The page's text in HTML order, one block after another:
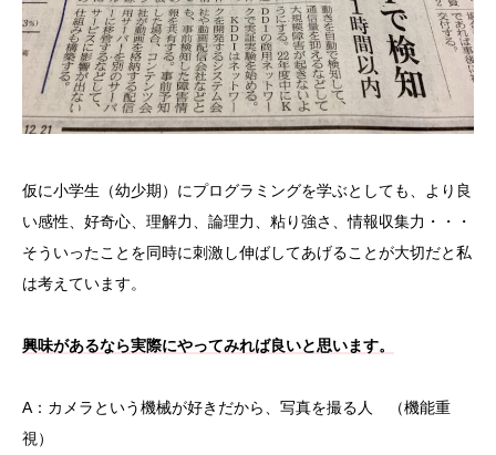
仮に小学生（幼少期）にプログラミングを学ぶとしても、より良
い感性、好奇心、理解力、論理力、粘り強さ、情報収集力・・・
そういったことを同時に刺激し伸ばしてあげることが大切だと私
は考えています。
興味があるなら実際にやってみれば良いと思います。
A：カメラという機械が好きだから、写真を撮る人 （機能重
視）